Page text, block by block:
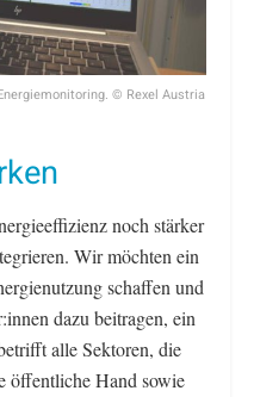
© Rexel Austria
noch stärker
Wir möchten ein
schaffen und
dazu beitragen, ein
alle Sektoren, die
öffentliche Hand sowie